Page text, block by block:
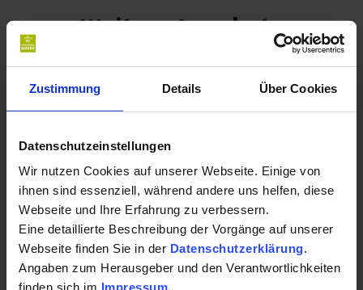
Zustimmung Details Über Cookies
Datenschutzeinstellungen
Wir nutzen Cookies auf unserer Webseite. Einige von
ihnen sind essenziell, während andere uns helfen, diese
Webseite und Ihre Erfahrung zu verbessern.
Eine detaillierte Beschreibung der Vorgänge auf unserer
Webseite finden Sie in der Datenschutzerklärung.
Angaben zum Herausgeber und den Verantwortlichkeiten
finden sich im Impressum.
Weitere Angebote
Staatlich anerkannter Erholungsort Kirchham |